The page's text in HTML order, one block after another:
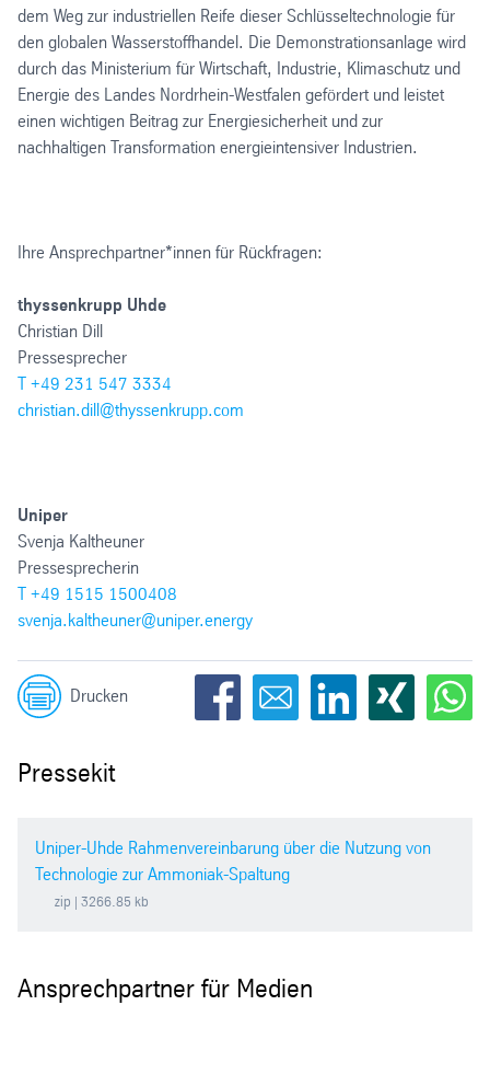
dem Weg zur industriellen Reife dieser Schlüsseltechnologie für
den globalen Wasserstoffhandel. Die Demonstrationsanlage wird
durch das Ministerium für Wirtschaft, Industrie, Klimaschutz und
Energie des Landes Nordrhein-Westfalen gefördert und leistet
einen wichtigen Beitrag zur Energiesicherheit und zur
nachhaltigen Transformation energieintensiver Industrien.
Ihre Ansprechpartner*innen für Rückfragen:
thyssenkrupp Uhde
Christian Dill
Pressesprecher
T +49 231 547 3334
christian.dill@thyssenkrupp.com
Uniper
Svenja Kaltheuner
Pressesprecherin
T +49 1515 1500408
svenja.kaltheuner@uniper.energy
Drucken
Pressekit
Uniper-Uhde Rahmenvereinbarung über die Nutzung von
Technologie zur Ammoniak-Spaltung
zip | 3266.85 kb
Ansprechpartner für Medien